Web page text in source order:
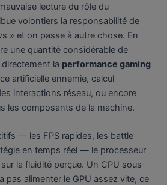
lecture du rôle du
volontiers la responsabilité de
» et on passe à autre chose. En
une quantité considérable de
la performance gaming
artificielle ennemie, calcul
interactions réseau, ou encore
les composants de la machine.
— les FPS rapides, les battle
en temps réel — le processeur
la fluidité perçue. Un CPU sous-
pas alimenter le GPU assez vite, ce